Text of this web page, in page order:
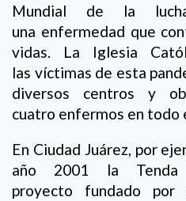
Mundial de la
una enfermedad que
vidas. La Iglesia
las víctimas de esta
diversos centros y
cuatro enfermos en todo
En Ciudad Juárez, por
año 2001 la
proyecto fundado